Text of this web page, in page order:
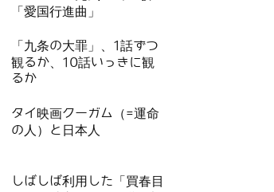
「愛国行進曲」
「九条の大罪」、1話ずつ
観るか、10話いっきに観
るか
タイ映画クーガム（=運命
の人）と日本人
しばしば利用した「買春目